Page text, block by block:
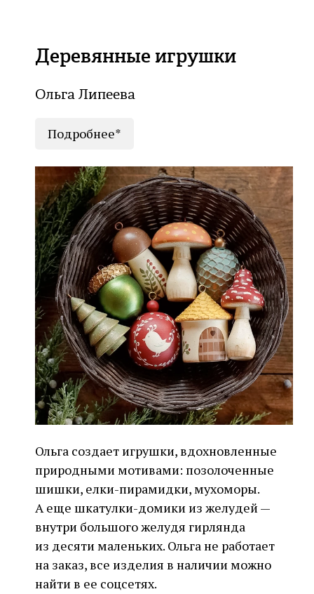
Деревянные игрушки
Ольга Липеева
Подробнее*
Ольга создает игрушки, вдохновленные
природными мотивами: позолоченные
шишки, елки-пирамидки, мухоморы.
А еще шкатулки-домики из желудей —
внутри большого желудя гирлянда
из десяти маленьких. Ольга не работает
на заказ, все изделия в наличии можно
найти в ее соцсетях.